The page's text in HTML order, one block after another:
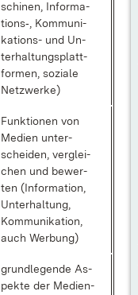
schi­nen, In­for­ma­
ti­ons‑, Kom­mu­ni­
ka­ti­ons- und Un­
ter­hal­tungs­platt­
for­men, so­zia­le
Netz­wer­ke)
Funk­tio­nen von
Me­di­en un­ter­
schei­den, ver­glei­
chen und be­wer­
ten (In­for­ma­ti­on,
Un­ter­hal­tung,
Kom­mu­ni­ka­ti­on,
auch Wer­bung)
grund­le­gen­de As­
pek­te der Me­di­en­